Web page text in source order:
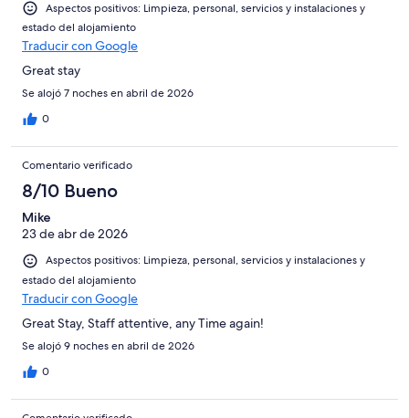
Aspectos positivos: Limpieza, personal, servicios y instalaciones y
estado del alojamiento
Traducir con Google
Great stay
Se alojó 7 noches en abril de 2026
0
Comentario verificado
8/10 Bueno
Mike
23 de abr de 2026
Aspectos positivos: Limpieza, personal, servicios y instalaciones y
estado del alojamiento
Traducir con Google
Great Stay, Staff attentive, any Time again!
Se alojó 9 noches en abril de 2026
0